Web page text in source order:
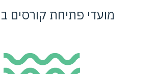
מועדי פתיחת קורסים